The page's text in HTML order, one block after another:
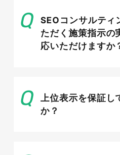
られ即効性も高いため、エ
取り組むべき施策のひと
マップ検索で上位表
SEOコンサルティ
ただく施策指示の
応いただけますか
上位表示を保証し
か？